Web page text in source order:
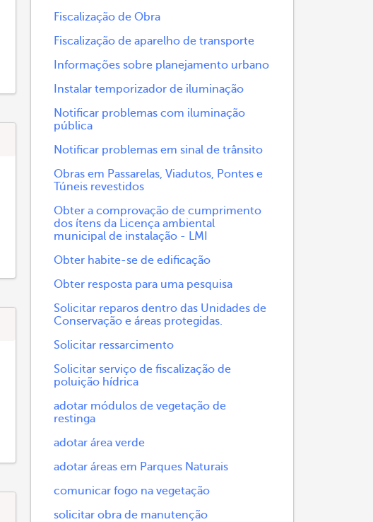
Fiscalização de Obra
Fiscalização de aparelho de transporte
Informações sobre planejamento urbano
Instalar temporizador de iluminação
Notificar problemas com iluminação
pública
Notificar problemas em sinal de trânsito
Obras em Passarelas, Viadutos, Pontes e
Túneis revestidos
Obter a comprovação de cumprimento
dos ítens da Licença ambiental
municipal de instalação - LMI
Obter habite-se de edificação
Obter resposta para uma pesquisa
Solicitar reparos dentro das Unidades de
Conservação e áreas protegidas.
Solicitar ressarcimento
Solicitar serviço de fiscalização de
poluição hídrica
adotar módulos de vegetação de
restinga
adotar área verde
adotar áreas em Parques Naturais
comunicar fogo na vegetação
solicitar obra de manutenção